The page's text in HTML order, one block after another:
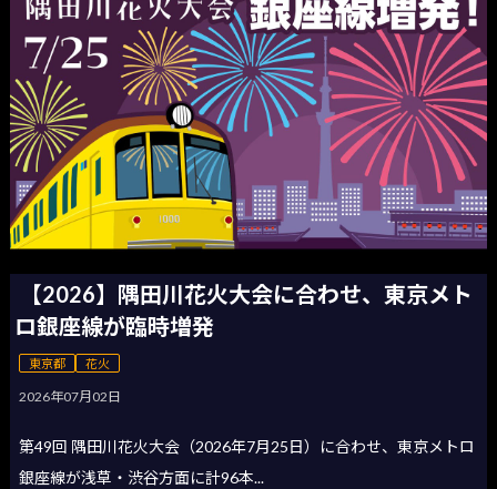
【2026】隅田川花火大会に合わせ、東京メト
ロ銀座線が臨時増発
東京都 花火
2026年07月02日
第49回 隅田川花火大会（2026年7月25日）に合わせ、東京メトロ
銀座線が浅草・渋谷方面に計96本...